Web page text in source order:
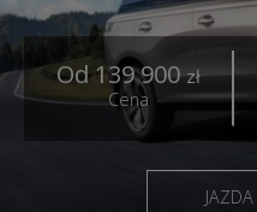
Od 139 900zł
Cena